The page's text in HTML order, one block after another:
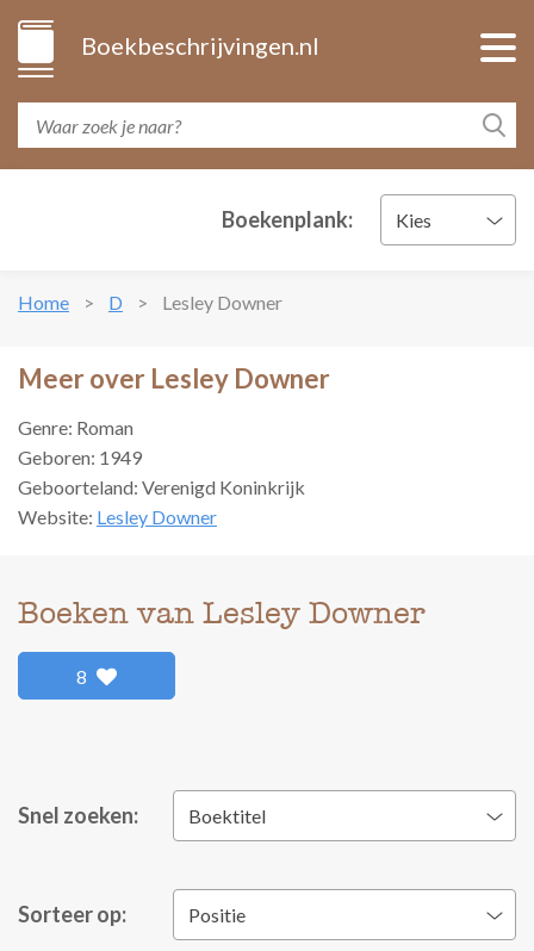
Boekbeschrijvingen.nl
Boekenplank: Kies
Home D Lesley Downer
Meer over Lesley Downer
Genre: Roman
Geboren: 1949
Geboorteland: Verenigd Koninkrijk
Website: Lesley Downer
Boeken van Lesley Downer
8
Snel zoeken: Boektitel
Sorteer op: Positie